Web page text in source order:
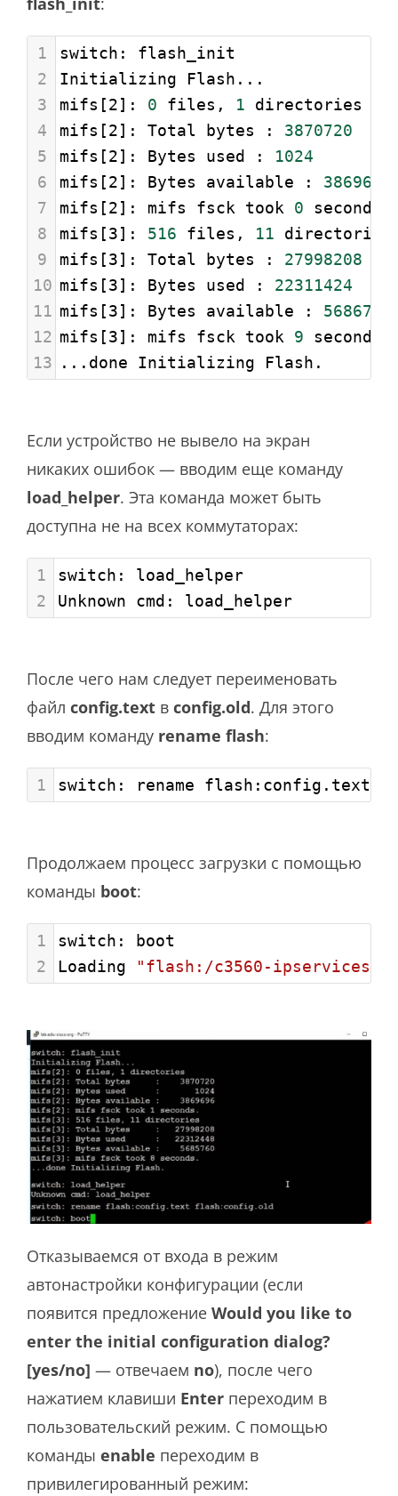
1
switch: flash_init
2
Initializing Flash...
3
mifs[2]: 0 files, 1 directories
4
mifs[2]: Total bytes : 3870720
5
mifs[2]: Bytes used : 1024
6
mifs[2]: Bytes available : 3869696
7
mifs[2]: mifs fsck took 0 seconds.
8
mifs[3]: 516 files, 11 directories
9
mifs[3]: Total bytes : 27998208
10 mifs[3]: Bytes used : 22311424
11 mifs[3]: Bytes available : 5686784
12 mifs[3]: mifs fsck took 9 seconds.
13
...done Initializing Flash.
Если устройство не вывело на экран
никаких ошибок — вводим еще команду
load_helper. Эта команда может быть
доступна не на всех коммутаторах:
1
switch: load_helper
2
Unknown cmd: load_helper
После чего нам следует переименовать
файл config.text в config.old. Для этого
вводим команду rename flash:
1 switch: rename flash:config.text
Продолжаем процесс загрузки с помощью
команды boot:
1
switch: boot
2
Loading "flash:/c3560-ipservicesk9-
Отказываемся от входа в режим
автонастройки конфигурации (если
появится предложение Would you like to
enter the initial configuration dialog?
[yes/no] — отвечаем no), после чего
нажатием клавиши Enter переходим в
пользовательский режим. С помощью
команды enable переходим в
привилегированный режим: